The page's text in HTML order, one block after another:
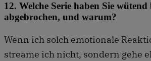
12. Welche Serie haben Sie
abgebrochen, und warum?
Wenn ich solch emotionale
streame ich nicht, sondern gehe